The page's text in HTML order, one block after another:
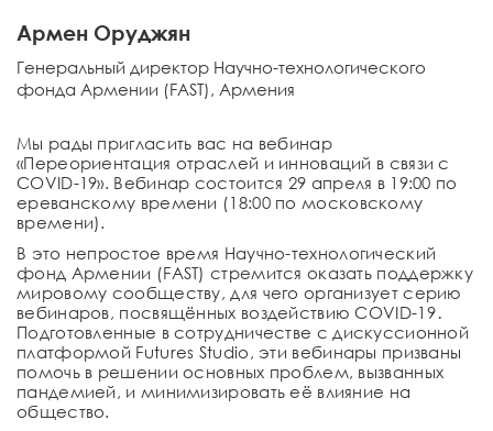
Армен Оруджян
Генеральный директор Научно-технологического
фонда Армении (FAST), Армения
Мы рады пригласить вас на вебинар
«Переориентация отраслей и инноваций в связи с
COVID-19». Вебинар состоится 29 апреля в 19:00 по
ереванскому времени (18:00 по московскому
времени).
В это непростое время Научно-технологический
фонд Армении (FAST) стремится оказать поддержку
мировому сообществу, для чего организует серию
вебинаров, посвящённых воздействию COVID-19․
Подготовленные в сотрудничестве с дискуссионной
платформой Futures Studio, эти вебинары призваны
помочь в решении основных проблем, вызванных
пандемией, и минимизировать её влияние на
общество.